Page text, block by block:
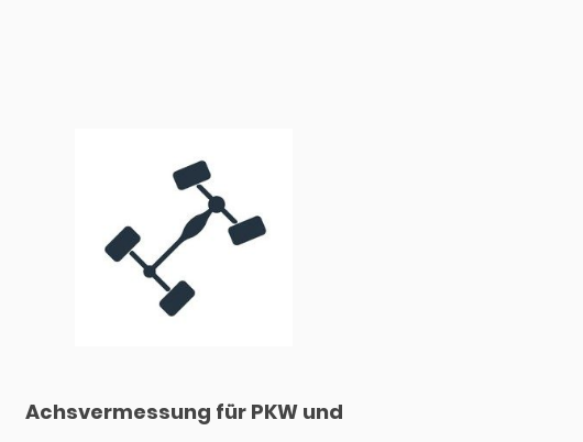
Achsvermessung für PKW und